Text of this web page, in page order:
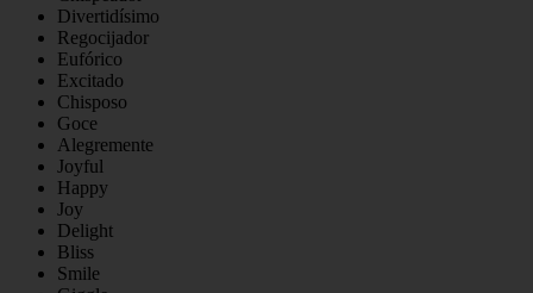
Divertidísimo
Regocijador
Eufórico
Excitado
Chisposo
Goce
Alegremente
Joyful
Happy
Joy
Delight
Bliss
Smile